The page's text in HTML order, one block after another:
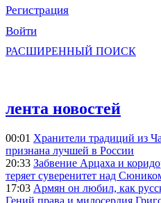
Регистрация
Войти
РАСШИРЕННЫЙ ПОИСК
лента новостей
00:01 Хранители традиций из
признана лучшей в России
20:33 Забвение Арцаха и
теряет суверенитет над
17:03 Армян он любил, как
Гений права и милосердия